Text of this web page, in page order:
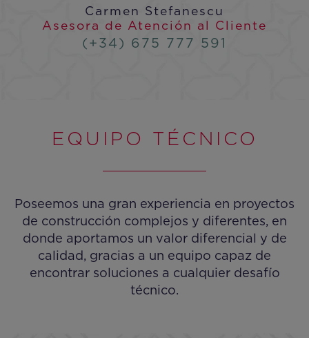
Carmen Stefanescu
Asesora de Atención al Cliente
(+34) 675 777 591
EQUIPO TÉCNICO
Poseemos una gran experiencia en proyectos
de construcción complejos y diferentes, en
donde aportamos un valor diferencial y de
calidad, gracias a un equipo capaz de
encontrar soluciones a cualquier desafío
técnico.